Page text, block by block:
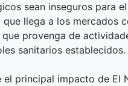
sean inseguros para
llega a los mercados
provenga de
sanitarios establecidos.
el principal impacto de El